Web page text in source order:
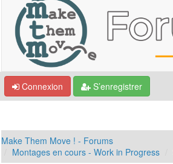
Connexion S’enregistrer
Make Them Move ! - Forums
Montages en cours - Work in Progress